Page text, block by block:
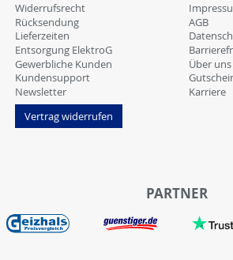
Widerrufsrecht
Rücksendung
Lieferzeiten
Entsorgung ElektroG
Gewerbliche Kunden
Kundensupport
Newsletter
Vertrag widerrufen
AGB
Über uns
Karriere
PARTNER